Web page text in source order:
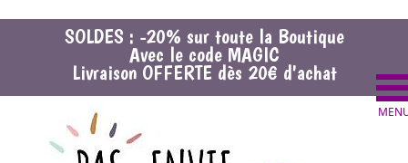
SOLDES : -20% sur toute la Boutique
Avec le code MAGIC
Livraison OFFERTE dès 20€ d'achat